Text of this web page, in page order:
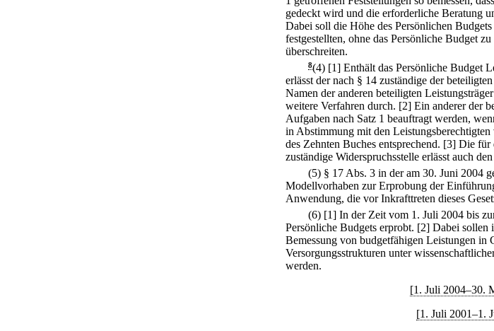
gedeckt wird und die erforderliche Beratung
Dabei soll die Höhe des Persönlichen
festgestellten, ohne das Persönliche Budget
überschreiten.
8(4) [1] Enthält das Persönliche Budget
erlässt der nach § 14 zuständige der
Namen der anderen beteiligten
weitere Verfahren durch. [2] Ein anderer der
Aufgaben nach Satz 1 beauftragt werden,
in Abstimmung mit den
des Zehnten Buches entsprechend. [3] Die für
zuständige Widerspruchsstelle erlässt auch
(5) § 17 Abs. 3 in der am 30. Juni 2004
Modellvorhaben zur Erprobung der
Anwendung, die vor Inkrafttreten dieses
(6) [1] In der Zeit vom 1. Juli 2004 bis
Persönliche Budgets erprobt. [2] Dabei sollen
Bemessung von budgetfähigen Leistungen
Versorgungsstrukturen unter
werden.
[1. Juli 2004–30.
[1. Juli 2001–1.